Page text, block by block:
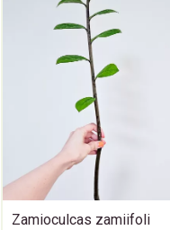
Zamioculcas zamiifoli